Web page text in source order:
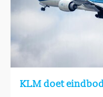
KLM doet